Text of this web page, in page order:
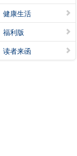
健康生活
福利版
读者来函